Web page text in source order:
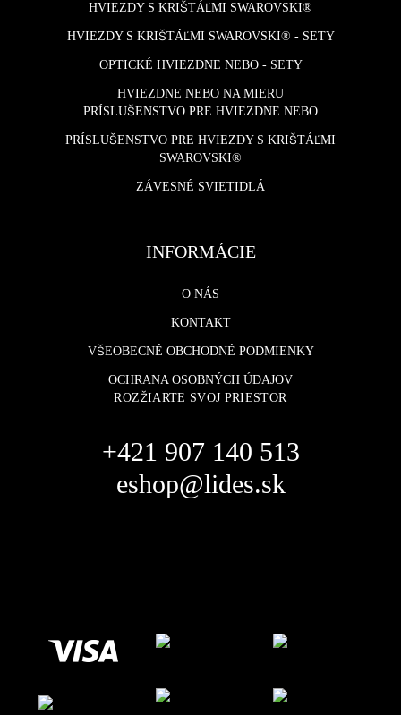
HVIEZDY S KRIŠTÁĽMI SWAROVSKI®
HVIEZDY S KRIŠTÁĽMI SWAROVSKI® - SETY
OPTICKÉ HVIEZDNE NEBO - SETY
HVIEZDNE NEBO NA MIERU
PRÍSLUŠENSTVO PRE HVIEZDNE NEBO
PRÍSLUŠENSTVO PRE HVIEZDY S KRIŠTÁĽMI
SWAROVSKI®
ZÁVESNÉ SVIETIDLÁ
INFORMÁCIE
O NÁS
KONTAKT
VŠEOBECNÉ OBCHODNÉ PODMIENKY
OCHRANA OSOBNÝCH ÚDAJOV
ROZŽIARTE SVOJ PRIESTOR
+421 907 140 513
eshop@lides.sk